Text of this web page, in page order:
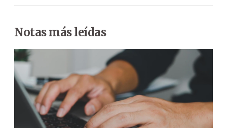
Notas más leídas